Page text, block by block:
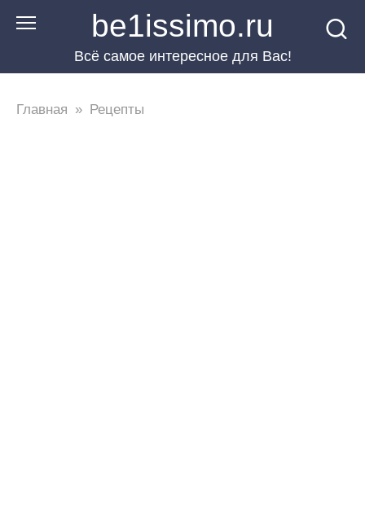
Перейти
be1issimo.ru
Всё самое интересное для Вас!
Главная » Рецепты